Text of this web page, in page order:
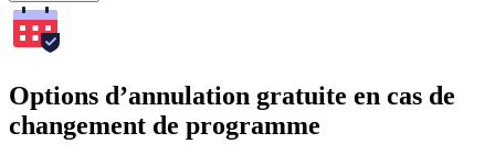
Options d’annulation gratuite en cas de
changement de programme